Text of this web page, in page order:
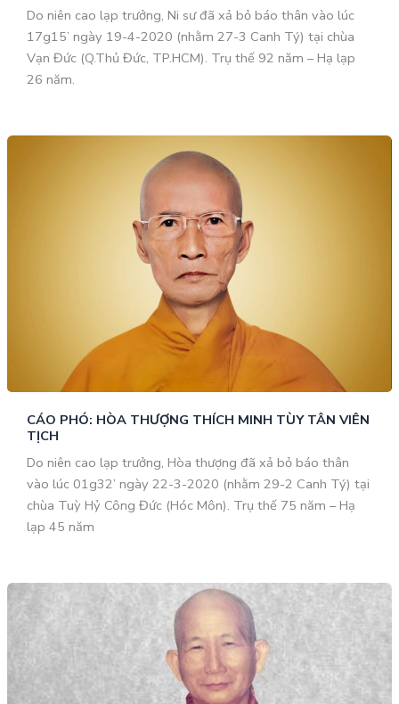
Do niên cao lạp trưởng, Ni sư đã xả bỏ báo thân vào lúc
17g15’ ngày 19-4-2020 (nhằm 27-3 Canh Tý) tại chùa
Vạn Đức (Q.Thủ Đức, TP.HCM). Trụ thế 92 năm – Hạ lạp
26 năm.
CÁO PHÓ: HÒA THƯỢNG THÍCH MINH TÙY TÂN VIÊN
TỊCH
Do niên cao lạp trưởng, Hòa thượng đã xả bỏ báo thân
vào lúc 01g32’ ngày 22-3-2020 (nhằm 29-2 Canh Tý) tại
chùa Tuỳ Hỷ Công Đức (Hóc Môn). Trụ thế 75 năm – Hạ
lạp 45 năm